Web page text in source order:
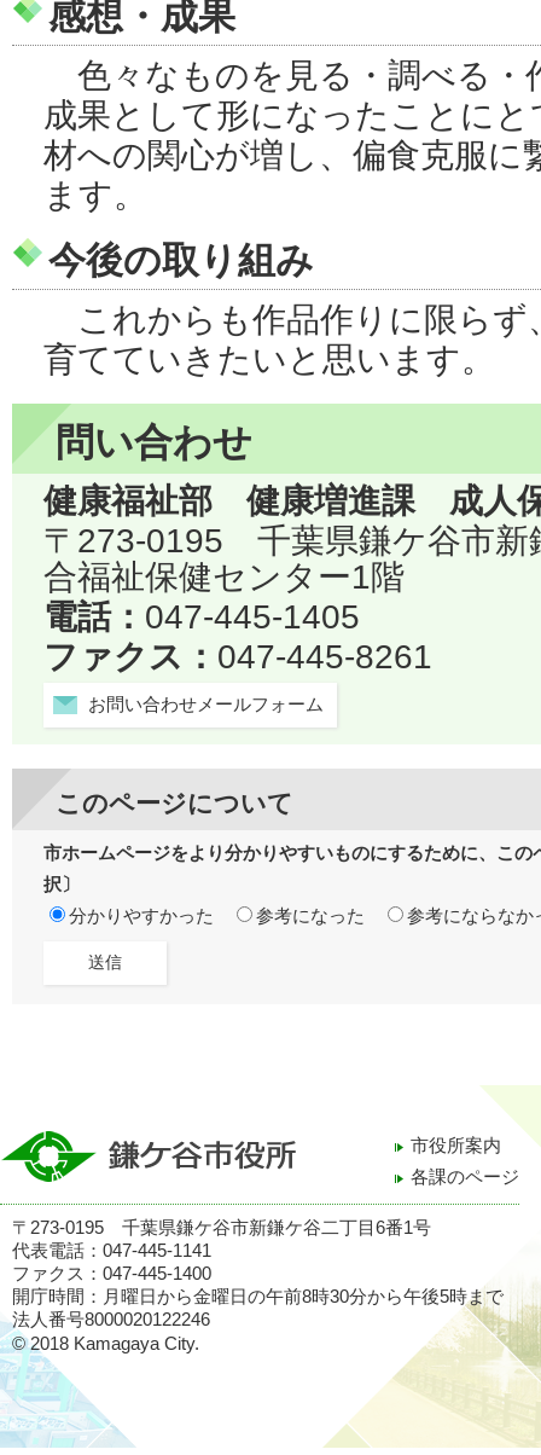
感想・成果
色々なものを見る・調べる・
成果として形になったことに
材への関心が増し、偏食克服に
ます。
今後の取り組み
これからも作品作りに限らず
育てていきたいと思います。
問い合わせ
健康福祉部 健康増進課 成人
〒273-0195 千葉県鎌ケ谷市
合福祉保健センター1階
電話： 047-445-1405
ファクス： 047-445-8261
お問い合わせメールフォーム
このページについて
市ホームページをより分かりやすいものにするために、こ
択〕
分かりやすかった
参考になった 参考にならなか
市役所案内
各課のページ
〒273-0195 千葉県鎌ケ谷市新鎌ケ谷二丁目6番1号
代表電話：047-445-1141
ファクス：047-445-1400
開庁時間：月曜日から金曜日の午前8時30分から午後5時まで
法人番号8000020122246
© 2018 Kamagaya City.